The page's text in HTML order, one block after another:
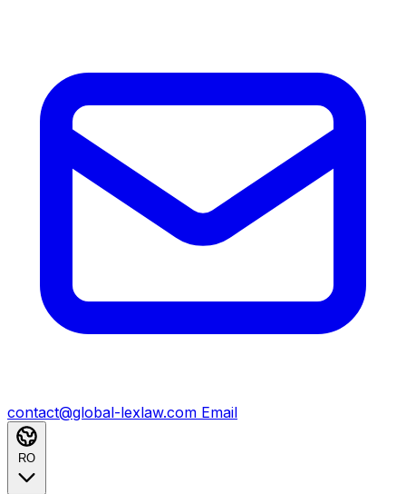
contact@global-lexlaw.com Email
RO